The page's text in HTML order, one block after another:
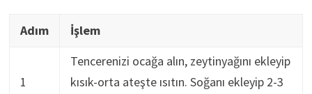
Adım İşlem
1
Tencerenizi ocağa alın, zeytinyağını ekleyip
kısık-orta ateşte ısıtın. Soğanı ekleyip 2-3